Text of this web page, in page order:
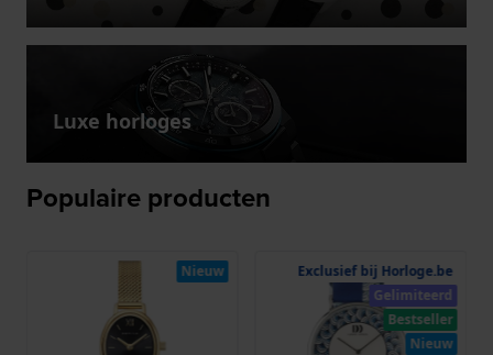
Luxe horloges
Populaire producten
Nieuw
Exclusief bij Horloge.be
Gelimiteerd
Bestseller
Nieuw